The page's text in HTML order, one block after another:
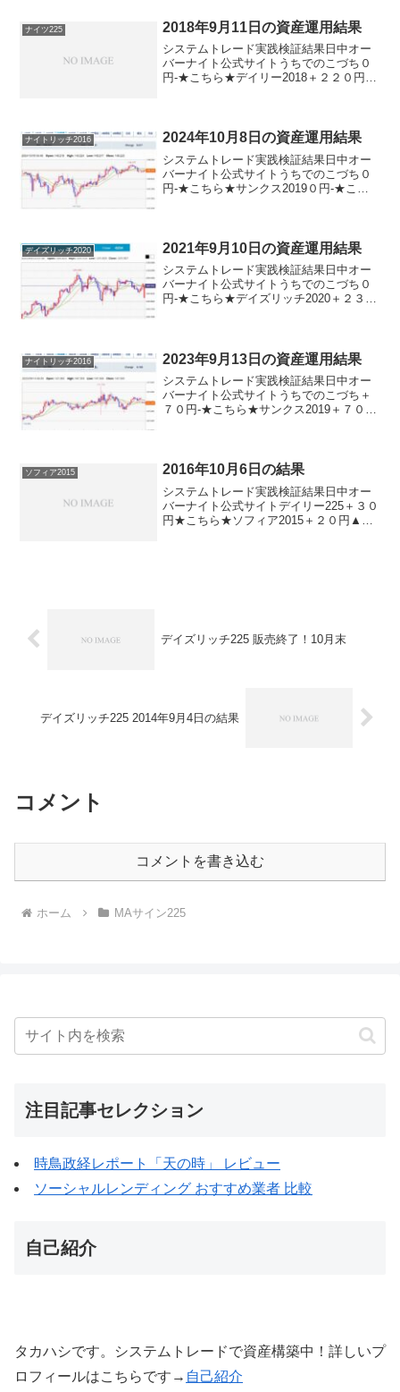
ナイツ225 2018年9月11日の資産運用結果
システムトレード実践検証結果日中オー
バーナイト公式サイトうちでのこづち０
円-★こちら★デイリー2018＋２２０円★
リ...
ナイトリッチ2016 2024年10月8日の資産運用結果
システムトレード実践検証結果日中オー
バーナイト公式サイトうちでのこづち０
円-★こちら★サンクス2019０円-★こち
デイズリッチ2020 2021年9月10日の資産運用結果
システムトレード実践検証結果日中オー
バーナイト公式サイトうちでのこづち０
円-★こちら★デイズリッチ2020＋２３０
ナイトリッチ2016 2023年9月13日の資産運用結果
システムトレード実践検証結果日中オー
バーナイト公式サイトうちでのこづち＋
７０円-★こちら★サンクス2019＋７０
201...
ソフィア2015 2016年10月6日の結果
システムトレード実践検証結果日中オー
バーナイト公式サイトデイリー225＋３０
円★こちら★ソフィア2015＋２０円▲１
デイズリッチ225 販売終了！10月末
デイズリッチ225 2014年9月4日の結果
コメント
コメントを書き込む
ホーム MAサイン225
注目記事セレクション
時鳥政経レポート「天の時」 レビュー
ソーシャルレンディング おすすめ業者 比較
自己紹介
タカハシです。システムトレードで資産構築中！詳しいプ
ロフィールはこちらです→ 自己紹介